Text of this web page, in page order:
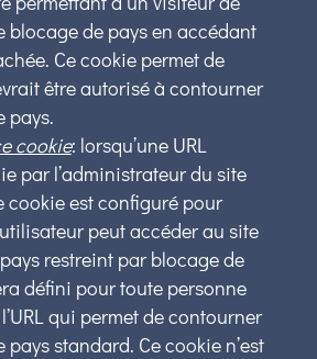
blocage de pays en accédant
Ce cookie permet de
être autorisé à contourner
pays.
cookie: lorsqu’une URL
par l’administrateur du site
cookie est configuré pour
peut accéder au site
restreint par blocage de
défini pour toute personne
qui permet de contourner
pays standard. Ce cookie n’est